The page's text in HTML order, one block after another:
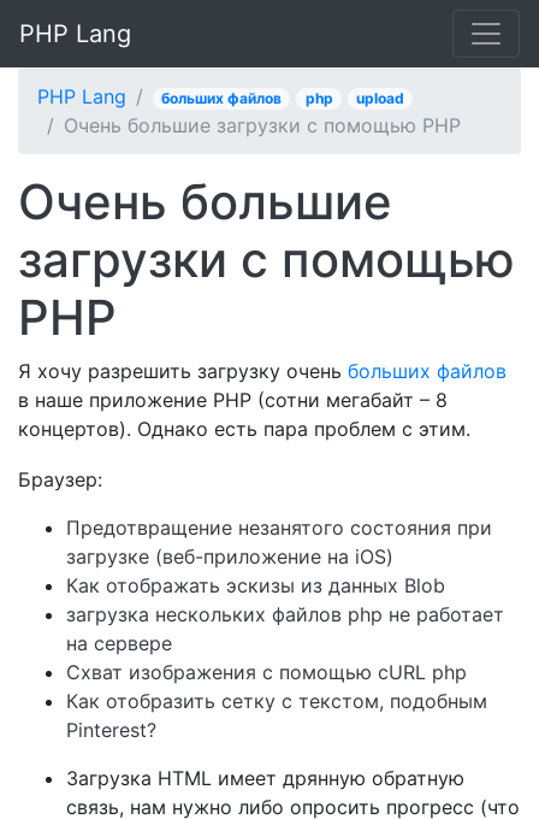
PHP Lang
PHP Lang больших файлов php upload
Очень большие загрузки с помощью PHP
Очень большие
загрузки с помощью
PHP
Я хочу разрешить загрузку очень больших файлов
в наше приложение PHP (сотни мегабайт – 8
концертов). Однако есть пара проблем с этим.
Браузер:
Предотвращение незанятого состояния при
загрузке (веб-приложение на iOS)
Как отображать эскизы из данных Blob
загрузка нескольких файлов php не работает
на сервере
Схват изображения с помощью cURL php
Как отобразить сетку с текстом, подобным
Pinterest?
Загрузка HTML имеет дрянную обратную
связь, нам нужно либо опросить прогресс (что